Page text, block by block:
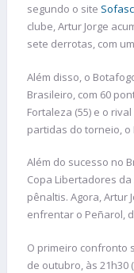
segundo o site
clube, Artur Jorge
sete derrotas, com
Além disso, o
Brasileiro, com 60
Fortaleza (55) e o rival
partidas do torneio, o
Além do sucesso no
Copa Libertadores
pênaltis. Agora, Artur
enfrentar o Peñarol,
O primeiro confronto
de outubro, às 21h30